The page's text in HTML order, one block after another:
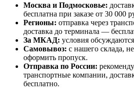
Москва и Подмосковье:
бесплатна при заказе от 30 000
Регионы: отправка через
доставка до терминала —
За МКАД: условия
Самовывоз: с нашего склада,
оформить пропуск.
Отправка по России:
транспортные компании,
бесплатно.